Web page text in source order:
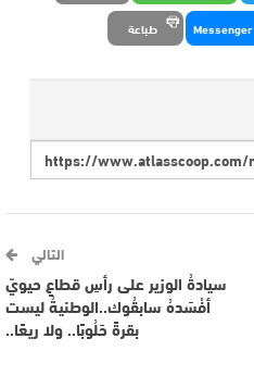
Messenger طباعة
التالي
سيادةُ الوزير على رأسِ قطاعٍ حيويّ
أفْسَدهُ سابقُوك..الوطنيةُ ليست
بقرةً حَلُوبًا.. ولا ريعًا..